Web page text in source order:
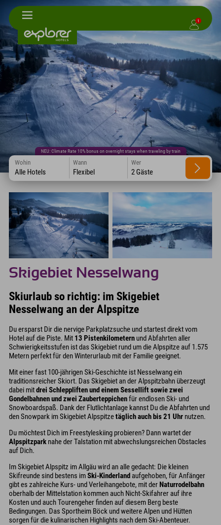
1
NEU: Climate Rate 10% bonus on overnight stays when traveling by train
Wohin
Alle Hotels
Wann
Flexibel
Wer
2 Gäste
Skigebiet Nesselwang
Skiurlaub so richtig: im Skigebiet
Nesselwang an der Alpspitze
Du ersparst Dir die nervige Parkplatzsuche und startest direkt vom
Hotel auf die Piste. Mit 13 Pistenkilometern und Abfahrten aller
Schwierigkeitsstufen ist das Skigebiet rund um die Alpspitze auf 1.575
Metern perfekt für den Winterurlaub mit der Familie geeignet.
Mit einer fast 100-jährigen Ski-Geschichte ist Nesselwang ein
traditionsreicher Skiort. Das Skigebiet an der Alpspitzbahn überzeugt
dabei mitdrei Schleppliften und einem Sessellift sowie zwei
Gondelbahnen und zwei Zauberteppichenfür endlosen Ski- und
Snowboardspaß. Dank der Flutlichtanlage kannst Du die Abfahrten und
den Snowpark im Skigebiet Alpspitzetäglich auch bis 21 Uhr nutzen.
Du möchtest Dich im Freestyleskiing probieren? Dann wartet der
Alpspitzpark nahe der Talstation mit abwechslungsreichen Obstacles
auf Dich.
Im Skigebiet Alpspitz im Allgäu wird an alle gedacht: Die kleinen
Skifreunde sind bestens imSki-Kinderland aufgehoben, für Anfänger
gibt es zahlreiche Kurs- und Verleihangebote, mit derNaturrodelbahn
oberhalb der Mittelstation kommen auch Nicht-Skifahrer auf ihre
Kosten und auch Tourengeher finden auf diesem Berg beste
Bedingungen. Das Sportheim Böck und weitere Alpen und Hütten
sorgen für die kulinarischen Highlights nach dem Ski-Abenteuer.